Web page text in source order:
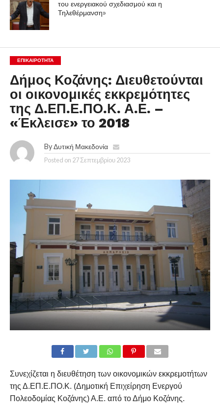
του ενεργειακού σχεδιασμού και η
Τηλεθέρμανση»
ΕΠΙΚΑΙΡΟΤΗΤΑ
Δήμος Κοζάνης: Διευθετούνται
οι οικονομικές εκκρεμότητες
της Δ.ΕΠ.Ε.ΠΟ.Κ. Α.Ε. –
«Έκλεισε» το 2018
By Δυτική Μακεδονία
Posted on 27 Σεπτεμβρίου 2023
Συνεχίζεται η διευθέτηση των οικονομικών εκκρεμοτήτων
της Δ.ΕΠ.Ε.ΠΟ.Κ. (Δημοτική Επιχείρηση Ενεργού
Πολεοδομίας Κοζάνης) Α.Ε. από το Δήμο Κοζάνης.